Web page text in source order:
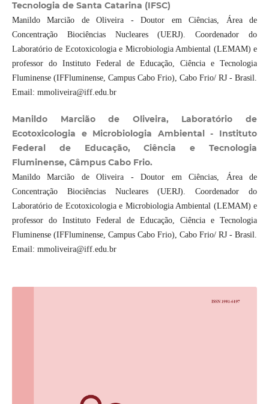
Tecnologia de Santa Catarina (IFSC)
Manildo Marcião de Oliveira - Doutor em Ciências, Área de
Concentração Biociências Nucleares (UERJ). Coordenador do
Laboratório de Ecotoxicologia e Microbiologia Ambiental (LEMAM) e
professor do Instituto Federal de Educação, Ciência e Tecnologia
Fluminense (IFFluminense, Campus Cabo Frio), Cabo Frio/ RJ - Brasil.
Email: mmoliveira@iff.edu.br
Manildo Marcião de Oliveira, Laboratório de
Ecotoxicologia e Microbiologia Ambiental - Instituto
Federal de Educação, Ciência e Tecnologia
Fluminense, Câmpus Cabo Frio.
Manildo Marcião de Oliveira - Doutor em Ciências, Área de
Concentração Biociências Nucleares (UERJ). Coordenador do
Laboratório de Ecotoxicologia e Microbiologia Ambiental (LEMAM) e
professor do Instituto Federal de Educação, Ciência e Tecnologia
Fluminense (IFFluminense, Campus Cabo Frio), Cabo Frio/ RJ - Brasil.
Email: mmoliveira@iff.edu.br